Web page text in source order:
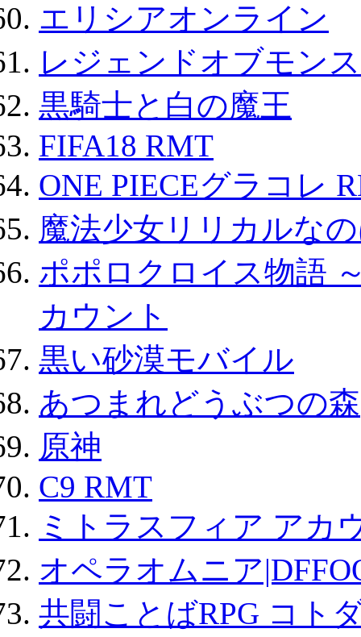
エリシアオンライン
レジェンドオブモン
黒騎士と白の魔王
FIFA18 RMT
ONE PIECEグラコレ
魔法少女リリカルな
ポポロクロイス物語
カウント
黒い砂漠モバイル
あつまれどうぶつの森
原神
C9 RMT
ミトラスフィア アカ
オペラオムニア
共闘ことばRPG コト